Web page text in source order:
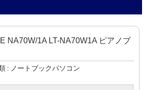
NA70W/1A LT-NA70W1A ピアノブ
ノートブックパソコン